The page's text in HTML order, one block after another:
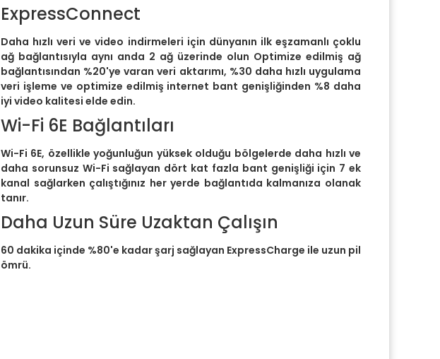
ExpressConnect
Daha hızlı veri ve video indirmeleri için dünyanın ilk eşzamanlı çoklu
ağ bağlantısıyla aynı anda 2 ağ üzerinde olun Optimize edilmiş ağ
bağlantısından %20'ye varan veri aktarımı, %30 daha hızlı uygulama
veri işleme ve optimize edilmiş internet bant genişliğinden %8 daha
iyi video kalitesi elde edin.
Wi-Fi 6E Bağlantıları
Wi-Fi 6E, özellikle yoğunluğun yüksek olduğu bölgelerde daha hızlı ve
daha sorunsuz Wi-Fi sağlayan dört kat fazla bant genişliği için 7 ek
kanal sağlarken çalıştığınız her yerde bağlantıda kalmanıza olanak
tanır.
Daha Uzun Süre Uzaktan Çalışın
60 dakika içinde %80'e kadar şarj sağlayan ExpressCharge ile uzun pil
ömrü.